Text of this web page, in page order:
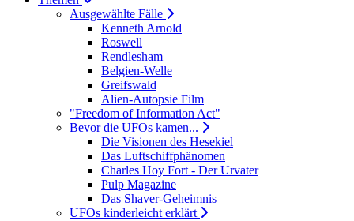
Ausgewählte Fälle
Kenneth Arnold
Roswell
Rendlesham
Belgien-Welle
Greifswald
Alien-Autopsie Film
"Freedom of Information Act"
Bevor die UFOs kamen...
Die Visionen des Hesekiel
Das Luftschiffphänomen
Charles Hoy Fort - Der Urvater
Pulp Magazine
Das Shaver-Geheimnis
UFOs kinderleicht erklärt